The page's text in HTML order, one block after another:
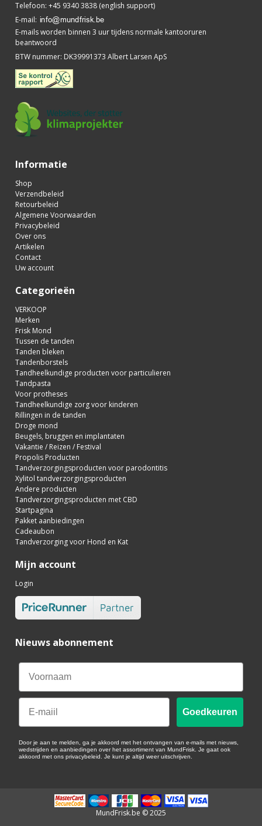
Telefoon: +45 9340 3838 (english support)
E-mail:
E-mails worden binnen 3 uur tijdens normale kantooruren
beantwoord
BTW nummer: DK39991373 Albert Larsen ApS
Informatie
Shop
Verzendbeleid
Retourbeleid
Algemene Voorwaarden
Privacybeleid
Over ons
Artikelen
Contact
Uw account
Categorieën
VERKOOP
Merken
Frisk Mond
Tussen de tanden
Tanden bleken
Tandenborstels
Tandheelkundige producten voor particulieren
Tandpasta
Voor protheses
Tandheelkundige zorg voor kinderen
Rillingen in de tanden
Droge mond
Beugels, bruggen en implantaten
Vakantie / Reizen / Festival
Propolis Producten
Tandverzorgingsproducten voor parodontitis
Xylitol tandverzorgingsproducten
Andere producten
Tandverzorgingsproducten met CBD
Startpagina
Pakket aanbiedingen
Cadeaubon
Tandverzorging voor Hond en Kat
Mijn account
Login
Nieuws abonnement
Email
Goedkeuren
Door je aan te melden, ga je akkoord met het ontvangen van e-mails met nieuws,
wedstrijden en aanbiedingen over het assortiment van MundFrisk. Je gaat ook
akkoord met ons privacybeleid. Je kunt je altijd weer uitschrijven.
MundFrisk.be © 2025